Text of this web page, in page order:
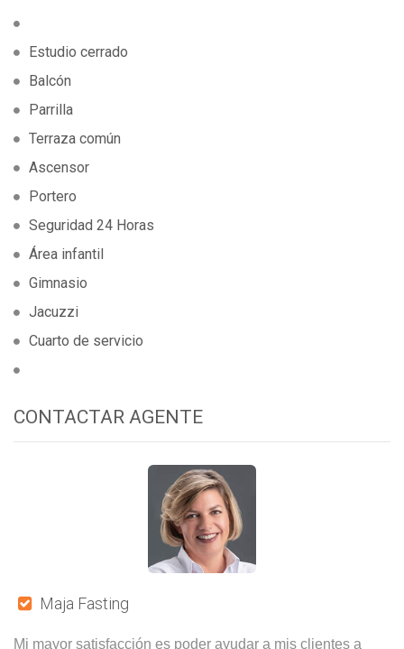
Estudio cerrado
Balcón
Parrilla
Terraza común
Ascensor
Portero
Seguridad 24 Horas
Área infantil
Gimnasio
Jacuzzi
Cuarto de servicio
CONTACTAR AGENTE
Maja Fasting
Mi mayor satisfacción es poder ayudar a mis clientes a